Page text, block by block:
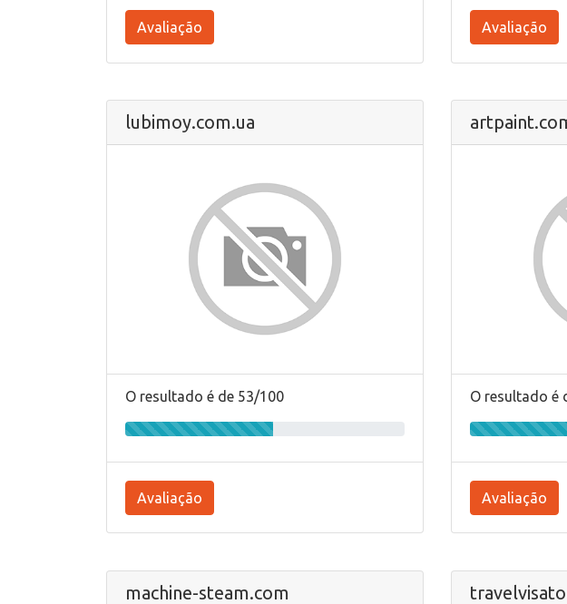
Avaliação Avaliação
lubimoy.com.ua
O resultado é de 53/100
Avaliação
O resultado é
Avaliação
machine-steam.com